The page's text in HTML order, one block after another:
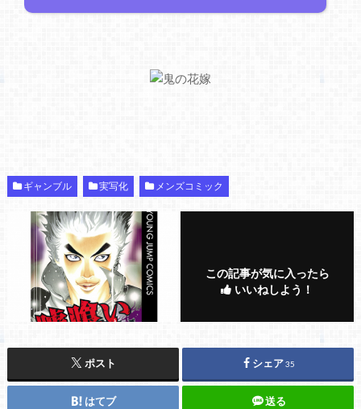
ギャンブル 実写化 メンズコミック
この記事が気に入ったら
いいねしよう！
ポスト シェア35
はてブ 送る